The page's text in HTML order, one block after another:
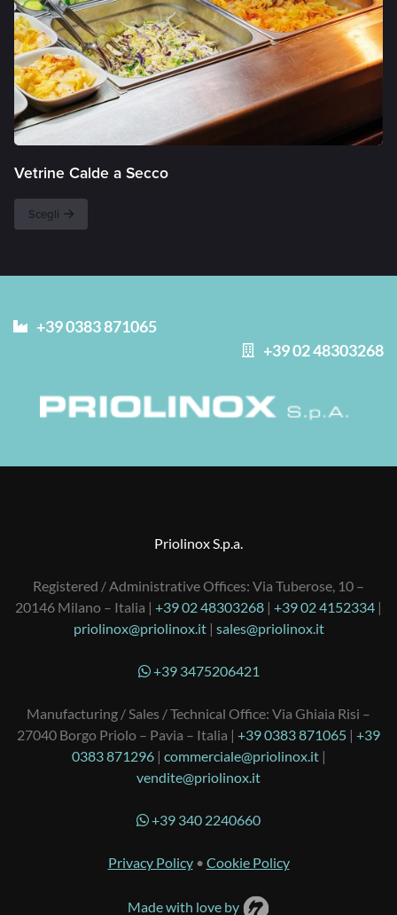
Vetrine Calde a Secco
Scegli
+39 02 48303268
+39 0383 871065
Priolinox S.p.a.
Registered / Administrative Offices: Via Tuberose, 10 –
20146 Milano – Italia | +39 02 48303268 | +39 02 4152334 |
priolinox@priolinox.it| sales@priolinox.it
+39 3475206421
Manufacturing / Sales / Technical Office: Via Ghiaia Risi –
27040 Borgo Priolo – Pavia – Italia | +39 0383 871065 | +39
0383 871296| commerciale@priolinox.it|
vendite@priolinox.it
+39 340 2240660
Privacy Policy• Cookie Policy
Made with love by